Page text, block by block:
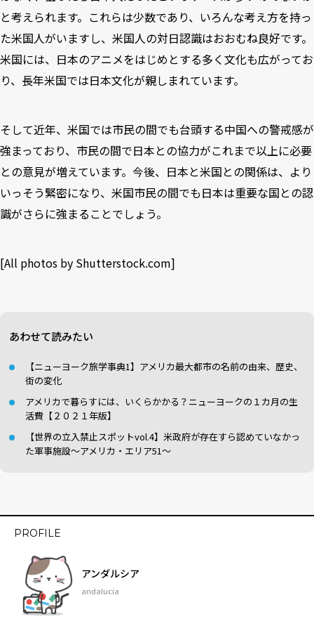
と考えられます。これらは少数であり、いろんな考え方を持っ
た米国人がいますし、米国人の対日認識はおおむね良好です。
米国には、日本のアニメをはじめとする多く文化も広がってお
り、長年米国では日本文化が親しまれています。
そして近年、米国では市民の間でも台頭する中国への警戒感が
強まっており、市民の間で日本との協力がこれまで以上に必要
との意見が増えています。今後、日本と米国との関係は、より
いっそう緊密になり、米国市民の間でも日本は重要な国との認
識がさらに強まることでしょう。
[All photos by Shutterstock.com]
あわせて読みたい
【ニューヨーク旅学事典1】アメリカ最大都市の名前の由来、歴史、
街の変化
アメリカで暮らすには、いくらかかる？ニューヨークの１カ月の生
活費【２０２１年版】
【世界の立入禁止スポットvol.4】米政府が存在すら認めていなかっ
た軍事施設〜アメリカ・エリア51〜
PROFILE
アンダルシア
andalucia